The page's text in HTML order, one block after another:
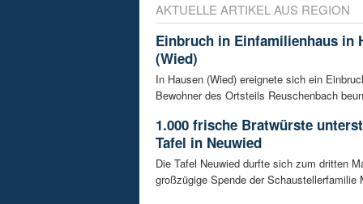
AKTUELLE ARTIKEL AUS REGION
Einbruch in Einfamilienhaus in
(Wied)
In Hausen (Wied) ereignete sich ein
Bewohner des Ortsteils Reuschenbach
1.000 frische Bratwürste
Tafel in Neuwied
Die Tafel Neuwied durfte sich zum dritten
großzügige Spende der Schaustellerfamilie